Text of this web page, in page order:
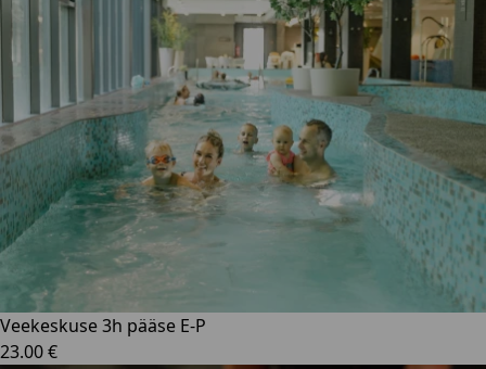
Veekeskuse 3h pääse E-P
23.00 €